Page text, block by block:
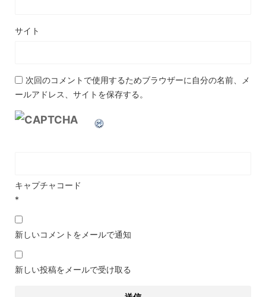
サイト
次回のコメントで使用するためブラウザーに自分の名前、メ
ールアドレス、サイトを保存する。
キャプチャコード
*
新しいコメントをメールで通知
新しい投稿をメールで受け取る